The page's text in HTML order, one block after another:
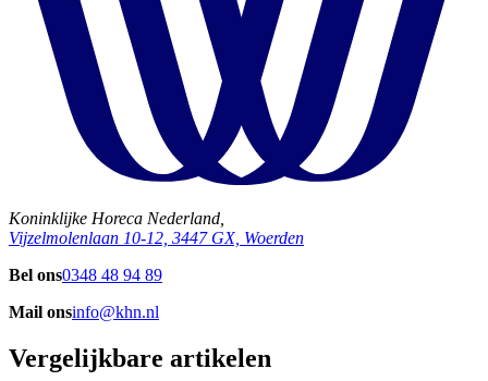
Koninklijke Horeca Nederland,
Vijzelmolenlaan 10-12, 3447 GX, Woerden
Bel ons0348 48 94 89
Mail onsinfo@khn.nl
Vergelijkbare artikelen